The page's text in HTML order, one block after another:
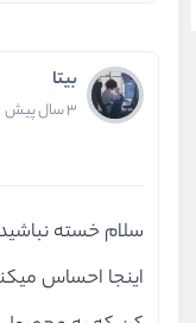
بیتا
3 سال پیش
سلام خسته
اینجا احساس